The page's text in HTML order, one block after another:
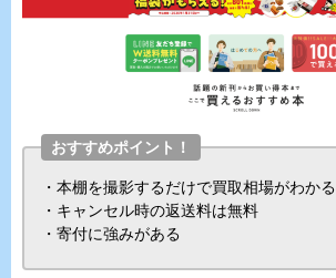
おすすめポイント！
・本棚を撮影するだけで買取相場がわかる
・キャンセル時の返送料は無料
・寄付に強みがある